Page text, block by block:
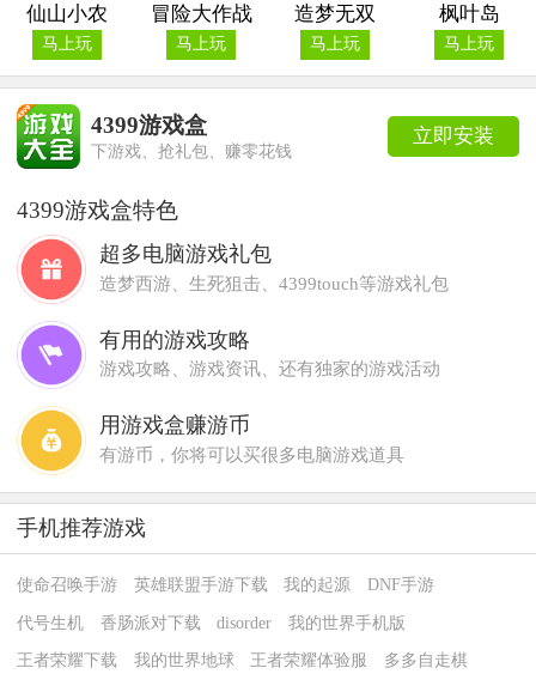
仙山小农
马上玩
冒险大作战
马上玩
造梦无双
马上玩
枫叶岛
马上玩
立即安装
4399游戏盒
下游戏、抢礼包、赚零花钱
4399游戏盒特色
超多电脑游戏礼包
造梦西游、生死狙击、4399touch等游戏礼包
有用的游戏攻略
游戏攻略、游戏资讯、还有独家的游戏活动
用游戏盒赚游币
有游币，你将可以买很多电脑游戏道具
手机推荐游戏
使命召唤手游 英雄联盟手游下载 我的起源 DNF手游
代号生机 香肠派对下载 disorder 我的世界手机版
王者荣耀下载 我的世界地球 王者荣耀体验服 多多自走棋